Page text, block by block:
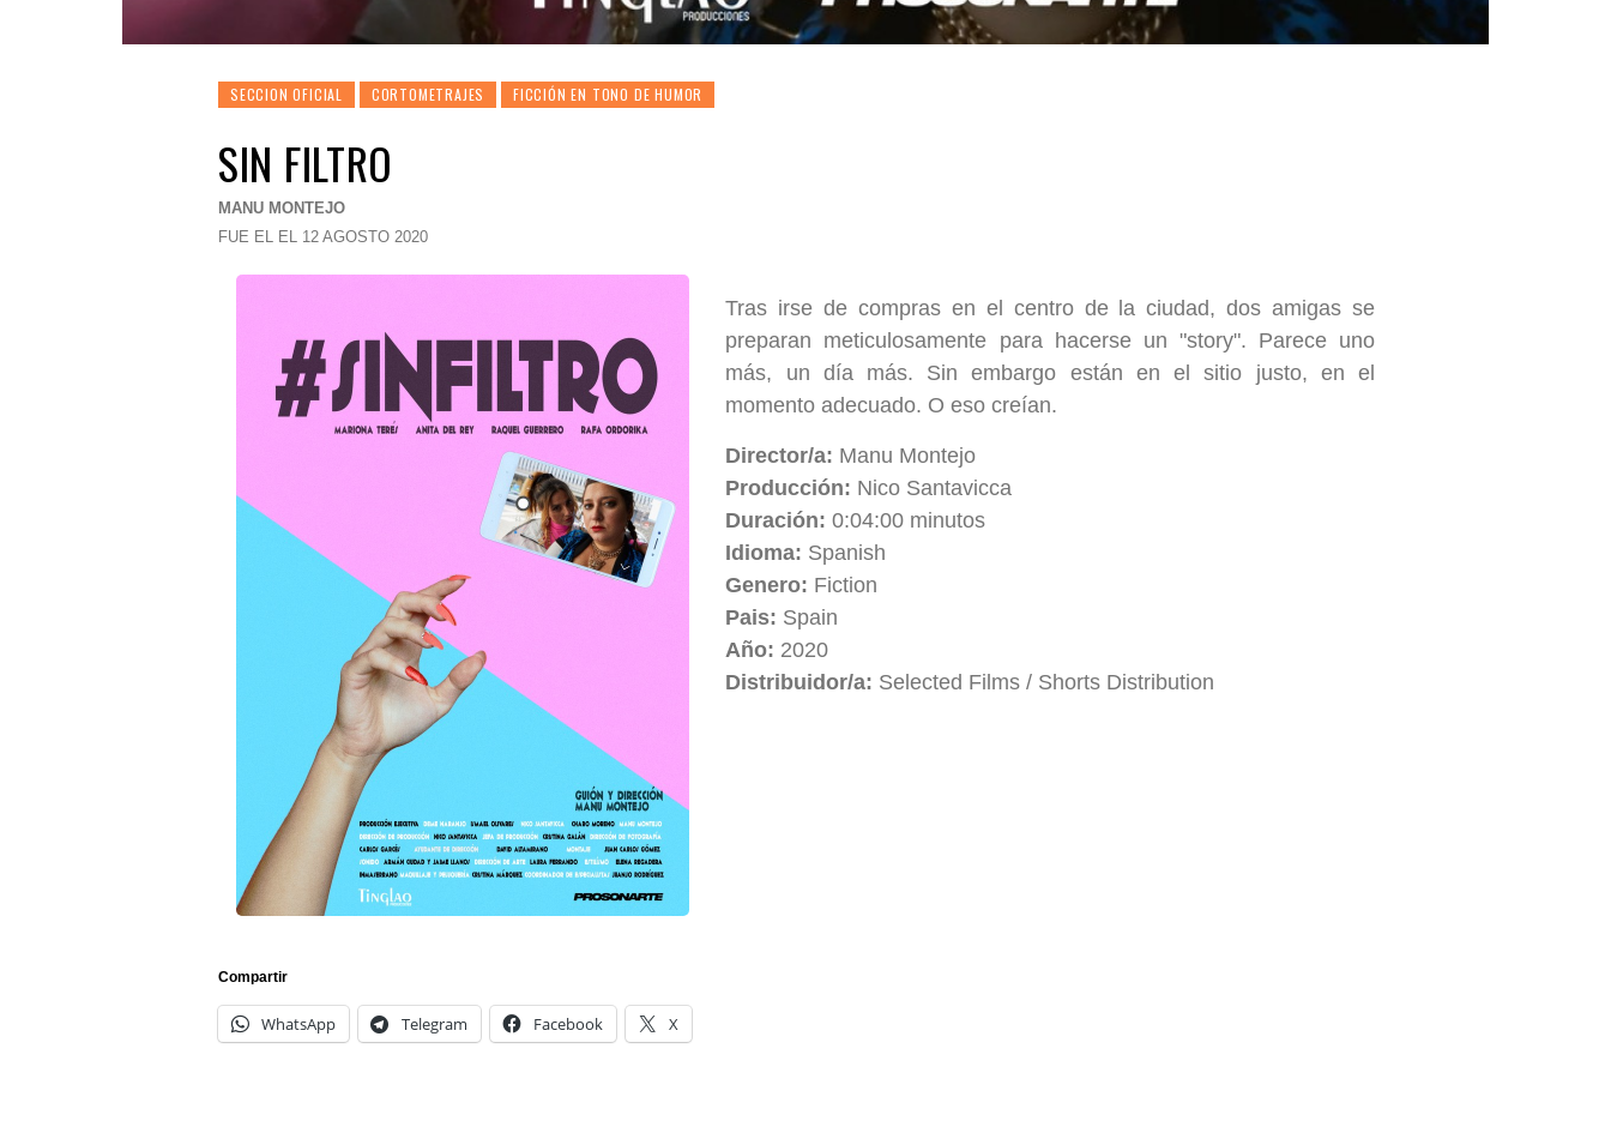
SECCION OFICIAL CORTOMETRAJES FICCIÓN EN TONO DE HUMOR
SIN FILTRO
MANU MONTEJO
FUE EL EL 12 AGOSTO 2020
Tras irse de compras en el centro de la ciudad, dos amigas se
preparan meticulosamente para hacerse un "story". Parece uno
más, un día más. Sin embargo están en el sitio justo, en el
momento adecuado. O eso creían.
Director/a: Manu Montejo
Producción: Nico Santavicca
Duración:0:04:00 minutos
Idioma: Spanish
Genero: Fiction
Pais: Spain
Año: 2020
Distribuidor/a: Selected Films / Shorts Distribution
Compartir
WhatsApp Telegram Facebook X